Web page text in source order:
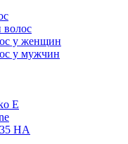
у женщин
у мужчин
E
HA